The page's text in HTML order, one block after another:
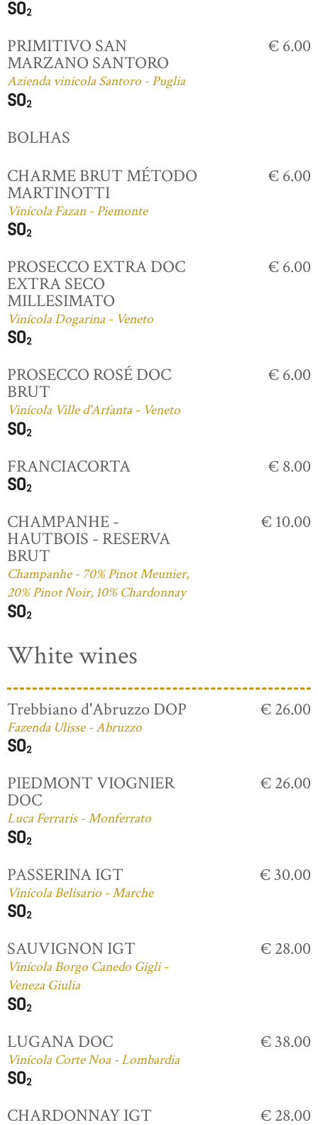
PRIMITIVO SAN
MARZANO SANTORO
Azienda vinicola Santoro - Puglia
€ 6.00
BOLHAS
CHARME BRUT MÉTODO
MARTINOTTI
Vinícola Fazan - Piemonte
€ 6.00
PROSECCO EXTRA DOC
EXTRA SECO
MILLESIMATO
Vinícola Dogarina - Veneto
€ 6.00
PROSECCO ROSÉ DOC
BRUT
Vinícola Ville d'Arfanta - Veneto
€ 6.00
FRANCIACORTA € 8.00
CHAMPANHE -
HAUTBOIS - RESERVA
BRUT
Champanhe - 70% Pinot Meunier,
20% Pinot Noir, 10% Chardonnay
€ 10.00
White wines
Trebbiano d'Abruzzo DOP
Fazenda Ulisse - Abruzzo
€ 26.00
PIEDMONT VIOGNIER
DOC
Luca Ferraris - Monferrato
€ 26.00
PASSERINA IGT
Vinícola Belisario - Marche
€ 30.00
SAUVIGNON IGT
Vinícola Borgo Canedo Gigli -
Veneza Giulia
€ 28.00
LUGANA DOC
Vinícola Corte Noa - Lombardia
€ 38.00
CHARDONNAY IGT € 28.00